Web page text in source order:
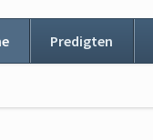
Predigten